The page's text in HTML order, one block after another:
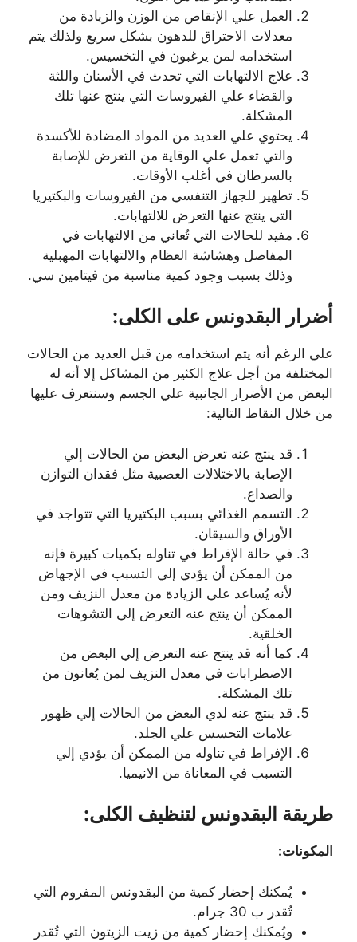
العمل علي الإنقاص من الوزن والزيادة من
معدلات الاحتراق للدهون بشكل سريع ولذلك يتم
استخدامه لمن يرغبون في التخسيس.
علاج الالتهابات التي تحدث في الأسنان واللثة
والقضاء علي الفيروسات التي ينتج عنها تلك
المشكلة.
يحتوي علي العديد من المواد المضادة للأكسدة
والتي تعمل علي الوقاية من التعرض للإصابة
بالسرطان في أغلب الأوقات.
تطهير للجهاز التنفسي من الفيروسات والبكتيريا
التي ينتج عنها التعرض للالتهابات.
مفيد للحالات التي تُعاني من الالتهابات في
المفاصل وهشاشة العظام والالتهابات المهبلية
وذلك بسبب وجود كمية مناسبة من فيتامين سي.
أضرار البقدونس على الكلى:
علي الرغم أنه يتم استخدامه من قبل العديد من الحالات
المختلفة من أجل علاج الكثير من المشاكل إلا أنه له
البعض من الأضرار الجانبية علي الجسم وسنتعرف عليها
من خلال النقاط التالية:
قد ينتج عنه تعرض البعض من الحالات إلي
الإصابة بالاختلالات العصبية مثل فقدان التوازن
والصداع.
التسمم الغذائي بسبب البكتيريا التي تتواجد في
الأوراق والسيقان.
في حالة الإفراط في تناوله بكميات كبيرة فإنه
من الممكن أن يؤدي إلي التسبب في الإجهاض
لأنه يُساعد علي الزيادة من معدل النزيف ومن
الممكن أن ينتج عنه التعرض إلي التشوهات
الخلقية.
كما أنه قد ينتج عنه التعرض إلي البعض من
الاضطرابات في معدل النزيف لمن يُعانون من
تلك المشكلة.
قد ينتج عنه لدي البعض من الحالات إلي ظهور
علامات التحسس علي الجلد.
الإفراط في تناوله من الممكن أن يؤدي إلي
التسبب في المعاناة من الانيميا.
طريقة البقدونس لتنظيف الكلى:
المكونات:
يُمكنك إحضار كمية من البقدونس المفروم التي
تُقدر ب 30 جرام.
ويُمكنك إحضار كمية من زيت الزيتون التي تُقدر